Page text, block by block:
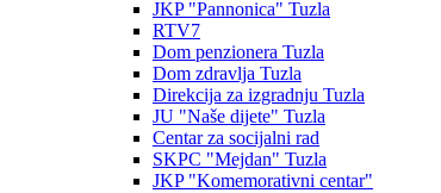
JKP "Pannonica" Tuzla
RTV7
Dom penzionera Tuzla
Dom zdravlja Tuzla
Direkcija za izgradnju Tuzla
JU "Naše dijete" Tuzla
Centar za socijalni rad
SKPC "Mejdan" Tuzla
JKP "Komemorativni centar"